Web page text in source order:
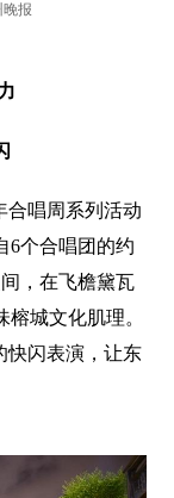
报
合唱周系列活动
6个合唱团的约
，在飞檐黛瓦
城文化肌理。
快闪表演，让东